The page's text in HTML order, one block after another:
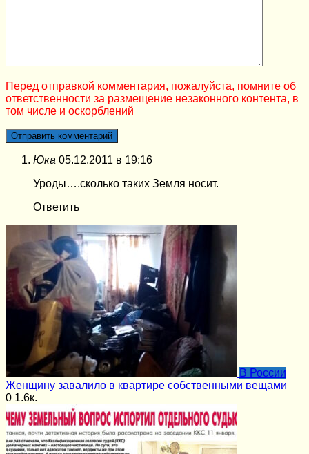
Перед отправкой комментария, пожалуйста, помните об
ответственности за размещение незаконного контента, в
том числе и оскорблений
Юка 05.12.2011 в 19:16
Уроды….сколько таких Земля носит.
Ответить
В России
Женщину завалило в квартире собственными вещами
0 1.6к.